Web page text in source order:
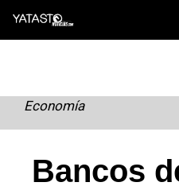
Skip
Economía
Bancos